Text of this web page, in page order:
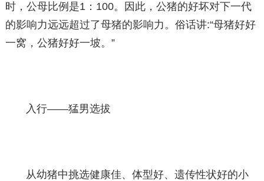
时，公母比例是1：100。因此，公猪的好坏对下一代
的影响力远远超过了母猪的影响力。俗话讲:“母猪好好
一窝，公猪好好一坡。”
入行——猛男选拔
从幼猪中挑选健康佳、体型好、遗传性状好的小